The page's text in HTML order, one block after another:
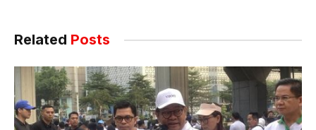
Related Posts